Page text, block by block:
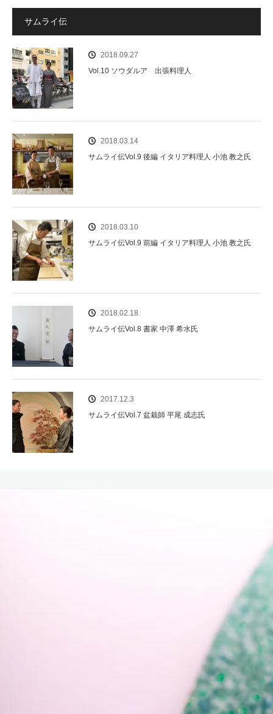
サムライ伝
2018.09.27
Vol.10 ソウダルア 出張料理人
2018.03.14
サムライ伝Vol.9 後編 イタリア料理人 小池 教之氏
2018.03.10
サムライ伝Vol.9 前編 イタリア料理人 小池 教之氏
2018.02.18
サムライ伝Vol.8 書家 中澤 希水氏
2017.12.3
サムライ伝Vol.7 盆栽師 平尾 成志氏